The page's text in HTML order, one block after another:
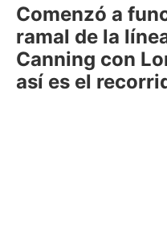
Comenzó a
ramal de la
Canning con
así es el